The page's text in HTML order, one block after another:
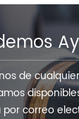
de
correo